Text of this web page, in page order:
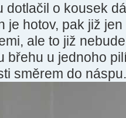
dotlačil o kousek
je hotov, pak již
ale to již
břehu u jednoho
směrem do náspu.